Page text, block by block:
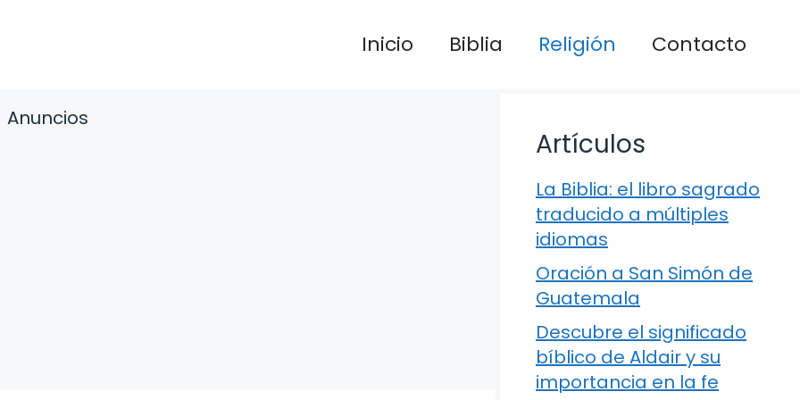
Inicio Biblia Religión Contacto
Anuncios
Artículos
La Biblia: el libro sagrado
traducido a múltiples
idiomas
Oración a San Simón de
Guatemala
Descubre el significado
bíblico de Aldair y su
importancia en la fe